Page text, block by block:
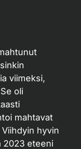
viimeksi,
oli
mahtavat
hyvin
2023 eteeni